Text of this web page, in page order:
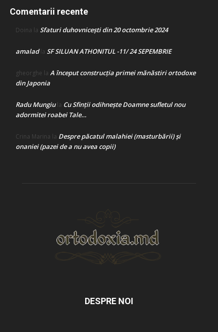
Comentarii recente
Doina la Sfaturi duhovnicești din 20 octombrie 2024
amaladla SF SILUAN ATHONITUL -11/ 24 SEPEMBRIE
gheorghe la A început construcţia primei mănăstiri ortodoxe
din Japonia
Radu Mungiula Cu Sfinții odihnește Doamne sufletul nou
adormitei roabei Tale…
Crina Marina la Despre păcatul malahiei (masturbării) şi
onaniei (pazei de a nu avea copii)
DESPRE NOI